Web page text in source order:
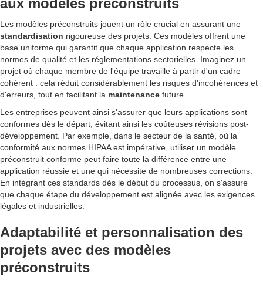
aux modèles préconstruits
Les modèles préconstruits jouent un rôle crucial en assurant une
standardisation rigoureuse des projets. Ces modèles offrent une
base uniforme qui garantit que chaque application respecte les
normes de qualité et les réglementations sectorielles. Imaginez un
projet où chaque membre de l'équipe travaille à partir d'un cadre
cohérent : cela réduit considérablement les risques d'incohérences et
d'erreurs, tout en facilitant la maintenance future.
Les entreprises peuvent ainsi s'assurer que leurs applications sont
conformes dès le départ, évitant ainsi les coûteuses révisions post-
développement. Par exemple, dans le secteur de la santé, où la
conformité aux normes HIPAA est impérative, utiliser un modèle
préconstruit conforme peut faire toute la différence entre une
application réussie et une qui nécessite de nombreuses corrections.
En intégrant ces standards dès le début du processus, on s'assure
que chaque étape du développement est alignée avec les exigences
légales et industrielles.
Adaptabilité et personnalisation des
projets avec des modèles
préconstruits